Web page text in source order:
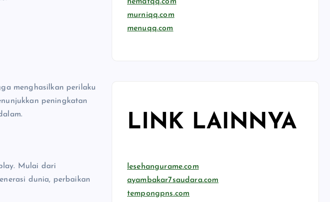
menghasilkan perilaku
peningkatan
Mulai dari
dunia, perbaikan
murniqq.com
menuqq.com
LINK LAINNYA
lesehangurame.com
ayambakar7saudara.com
tempongpns.com